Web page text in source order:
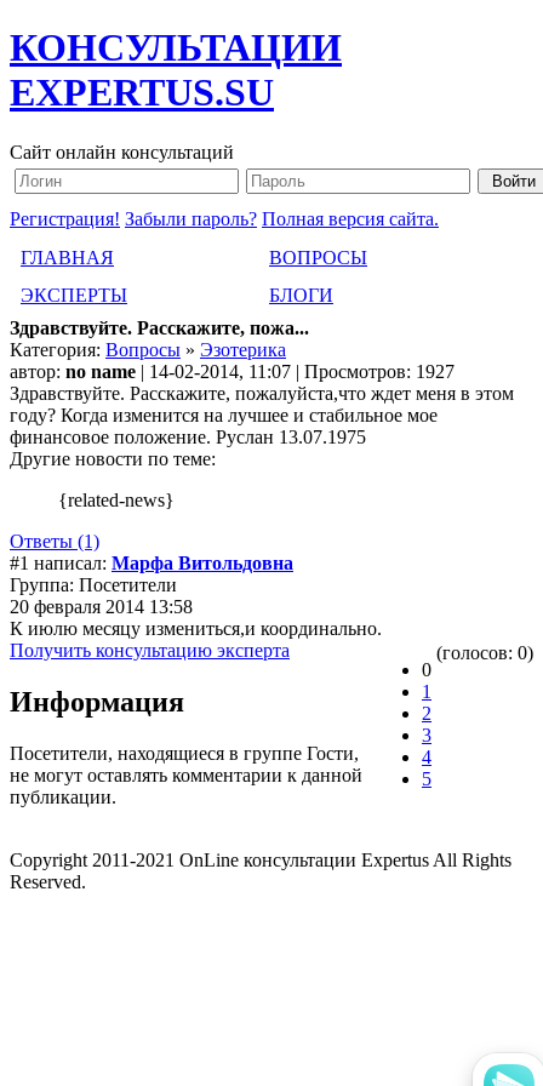
КОНСУЛЬТАЦИИ
EXPERTUS.SU
Сайт онлайн консультаций
Регистрация! Забыли пароль? Полная версия сайта.
ГЛАВНАЯ
ВОПРОСЫ
ЭКСПЕРТЫ
БЛОГИ
Здравствуйте. Расскажите, пожа...
Категория: Вопросы » Эзотерика
автор: no name | 14-02-2014, 11:07 | Просмотров: 1927
Здравствуйте. Расскажите, пожалуйста,что ждет меня в этом
году? Когда изменится на лучшее и стабильное мое
финансовое положение. Руслан 13.07.1975
Другие новости по теме:
{related-news}
Ответы (1)
#1 написал: Марфа Витольдовна
Группа: Посетители
20 февраля 2014 13:58
К июлю месяцу измениться,и координально.
Получить консультацию эксперта
0
1
2
3
4
5
(голосов: 0)
Информация
Посетители, находящиеся в группе Гости,
не могут оставлять комментарии к данной
публикации.
Copyright 2011-2021 OnLine консультации Expertus All Rights
Reserved.